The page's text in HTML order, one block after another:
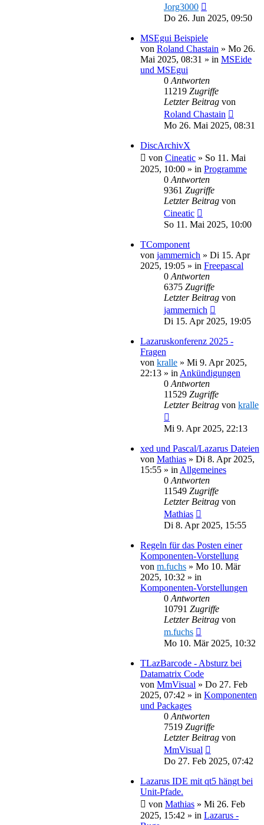
Jorg3000
Do 26. Jun 2025, 09:50
MSEgui Beispiele
von Roland Chastain » Mo 26.
Mai 2025, 08:31 » in MSEide
und MSEgui
0 Antworten
11219 Zugriffe
Letzter Beitrag von
Roland Chastain
Mo 26. Mai 2025, 08:31
DiscArchivX
von Cineatic » So 11. Mai
2025, 10:00 » in Programme
0 Antworten
9361 Zugriffe
Letzter Beitrag von
Cineatic
So 11. Mai 2025, 10:00
TComponent
von jammernich » Di 15. Apr
2025, 19:05 » in Freepascal
0 Antworten
6375 Zugriffe
Letzter Beitrag von
jammernich
Di 15. Apr 2025, 19:05
Lazaruskonferenz 2025 -
Fragen
von kralle » Mi 9. Apr 2025,
22:13 » in Ankündigungen
0 Antworten
11529 Zugriffe
Letzter Beitrag von kralle
Mi 9. Apr 2025, 22:13
xed und Pascal/Lazarus Dateien
von Mathias » Di 8. Apr 2025,
15:55 » in Allgemeines
0 Antworten
11549 Zugriffe
Letzter Beitrag von
Mathias
Di 8. Apr 2025, 15:55
Regeln für das Posten einer
Komponenten-Vorstellung
von m.fuchs » Mo 10. Mär
2025, 10:32 » in
Komponenten-Vorstellungen
0 Antworten
10791 Zugriffe
Letzter Beitrag von
m.fuchs
Mo 10. Mär 2025, 10:32
TLazBarcode - Absturz bei
Datamatrix Code
von MmVisual » Do 27. Feb
2025, 07:42 » in Komponenten
und Packages
0 Antworten
7519 Zugriffe
Letzter Beitrag von
MmVisual
Do 27. Feb 2025, 07:42
Lazarus IDE mit qt5 hängt bei
Unit-Pfade.
von Mathias » Mi 26. Feb
2025, 15:42 » in Lazarus -